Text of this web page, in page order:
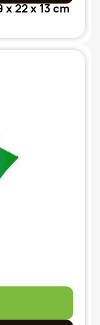
22 x 13 cm